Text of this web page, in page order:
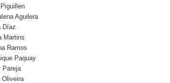
Aguilera
Díaz
Martins
Ramos
Paquay
Pareja
Oliveira